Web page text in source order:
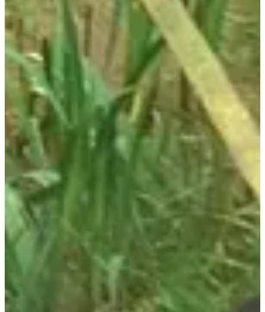
Dates d'inscription
Pas encore communiquées
Plus d'info
Plus d'info
Date à confirmer